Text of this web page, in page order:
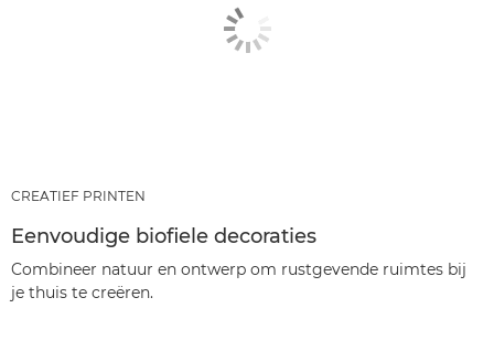
CREATIEF PRINTEN
Eenvoudige biofiele decoraties
Combineer natuur en ontwerp om rustgevende ruimtes bij
je thuis te creëren.